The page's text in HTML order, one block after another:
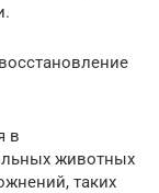
в
животных
таких